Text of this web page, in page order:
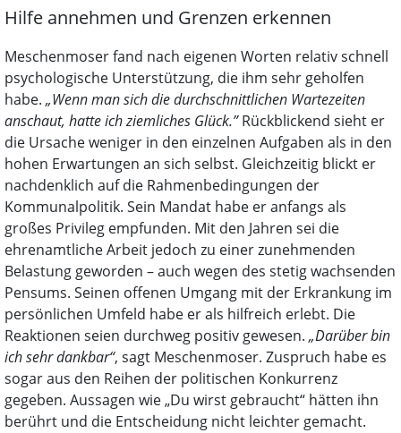
Hilfe annehmen und Grenzen erkennen
Meschenmoser fand nach eigenen Worten relativ schnell
psychologische Unterstützung, die ihm sehr geholfen
habe. „Wenn man sich die durchschnittlichen Wartezeiten
anschaut, hatte ich ziemliches Glück.”Rückblickend sieht er
die Ursache weniger in den einzelnen Aufgaben als in den
hohen Erwartungen an sich selbst. Gleichzeitig blickt er
nachdenklich auf die Rahmenbedingungen der
Kommunalpolitik. Sein Mandat habe er anfangs als
großes Privileg empfunden. Mit den Jahren sei die
ehrenamtliche Arbeit jedoch zu einer zunehmenden
Belastung geworden – auch wegen des stetig wachsenden
Pensums. Seinen offenen Umgang mit der Erkrankung im
persönlichen Umfeld habe er als hilfreich erlebt. Die
Reaktionen seien durchweg positiv gewesen. „Darüber bin
ich sehr dankbar“, sagt Meschenmoser. Zuspruch habe es
sogar aus den Reihen der politischen Konkurrenz
gegeben. Aussagen wie „Du wirst gebraucht“ hätten ihn
berührt und die Entscheidung nicht leichter gemacht.